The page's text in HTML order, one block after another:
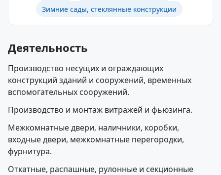
Зимние сады, стеклянные конструкции
Деятельность
Производство несущих и ограждающих
конструкций зданий и сооружений, временных
вспомогательных сооружений.
Производство и монтаж витражей и фьюзинга.
Межкомнатные двери, наличники, коробки,
входные двери, межкомнатные перегородки,
фурнитура.
Откатные, распашные, рулонные и секционные